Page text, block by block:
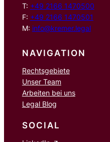
T: +49 2166 1470500
F: +49 2166 1470501
M: info@kremer.legal
NAVIGATION
Rechtsgebiete
Unser Team
Arbeiten bei uns
Legal Blog
SOCIAL